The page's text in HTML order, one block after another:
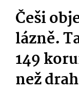
Češi
lázně.
149
než